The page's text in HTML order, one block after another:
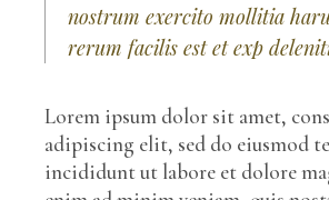
nostrum exercito mollitia
rerum facilis est et exp deleniti
Lorem ipsum dolor sit amet,
adipiscing elit, sed do eiusmod
incididunt ut labore et dolore